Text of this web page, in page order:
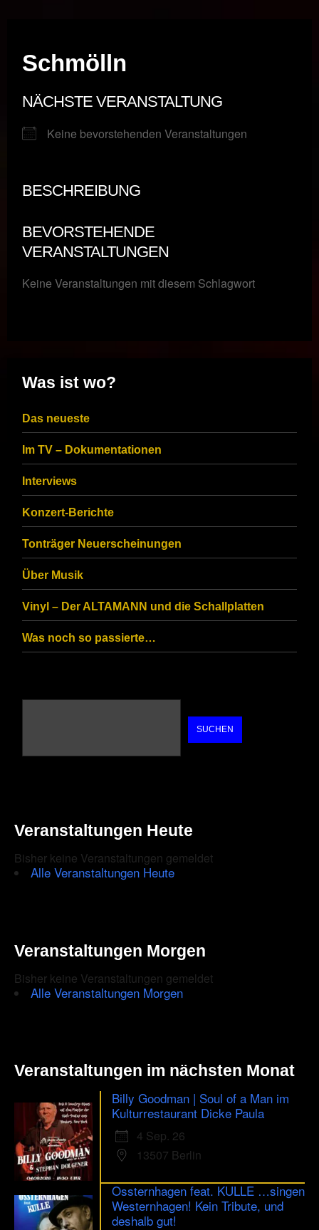
Schmölln
NÄCHSTE VERANSTALTUNG
Keine bevorstehenden Veranstaltungen
BESCHREIBUNG
BEVORSTEHENDE
VERANSTALTUNGEN
Keine Veranstaltungen mit diesem Schlagwort
Was ist wo?
Das neueste
Im TV – Dokumentationen
Interviews
Konzert-Berichte
Tonträger Neuerscheinungen
Über Musik
Vinyl – Der ALTAMANN und die Schallplatten
Was noch so passierte…
SUCHEN
Veranstaltungen Heute
Bisher keine Veranstaltungen gemeldet
Alle Veranstaltungen Heute
Veranstaltungen Morgen
Bisher keine Veranstaltungen gemeldet
Alle Veranstaltungen Morgen
Veranstaltungen im nächsten Monat
Billy Goodman | Soul of a Man im
Kulturrestaurant Dicke Paula
4 Sep. 26
13507 Berlin
Ossternhagen feat. KULLE …singen
Westernhagen! Kein Tribute, und
deshalb gut!